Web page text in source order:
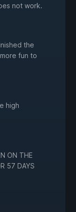
not work.
the
fun to
high
ON THE
57 DAYS